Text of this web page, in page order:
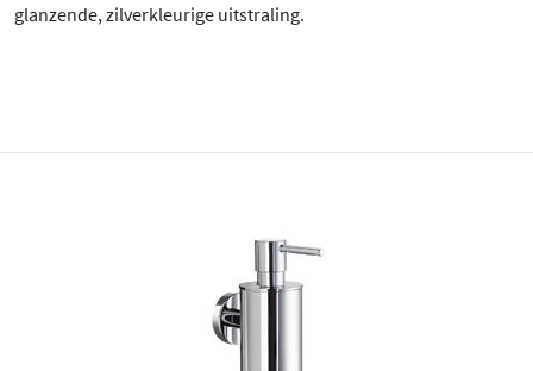
glanzende, zilverkleurige uitstraling.